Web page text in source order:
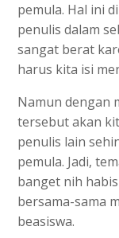
pemula. Hal ini
penulis dalam
sangat berat
harus kita isi
Namun dengan
tersebut akan
penulis lain
pemula. Jadi,
banget nih
bersama-sama
beasiswa.